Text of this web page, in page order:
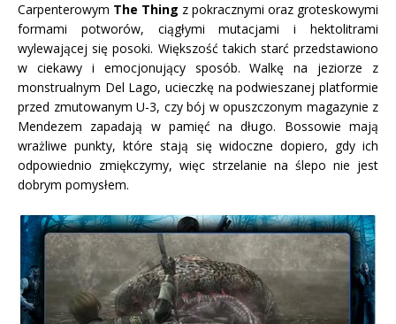
Carpenterowym The Thing z pokracznymi oraz groteskowymi
formami potworów, ciągłymi mutacjami i hektolitrami
wylewającej się posoki. Większość takich starć przedstawiono
w ciekawy i emocjonujący sposób. Walkę na jeziorze z
monstrualnym Del Lago, ucieczkę na podwieszanej platformie
przed zmutowanym U-3, czy bój w opuszczonym magazynie z
Mendezem zapadają w pamięć na długo. Bossowie mają
wrażliwe punkty, które stają się widoczne dopiero, gdy ich
odpowiednio zmiękczymy, więc strzelanie na ślepo nie jest
dobrym pomysłem.